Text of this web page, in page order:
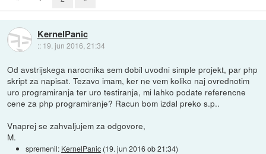
KernelPanic
:: 19. jun 2016, 21:34
Od avstrijskega narocnika sem dobil uvodni simple projekt, par php
skript za napisat. Tezavo imam, ker ne vem koliko naj ovrednotim
uro programiranja ter uro testiranja, mi lahko podate referencne
cene za php programiranje? Racun bom izdal preko s.p..
Vnaprej se zahvaljujem za odgovore,
M.
spremenil: KernelPanic (19. jun 2016 ob 21:34)